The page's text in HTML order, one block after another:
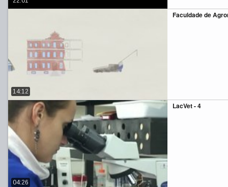
Faculdade de
14:12
LacVet - 4
04:26